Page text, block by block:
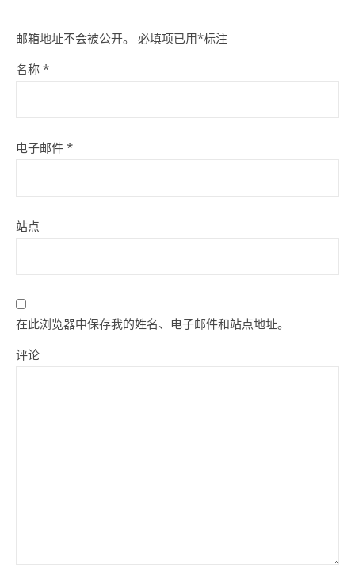
邮箱地址不会被公开。 必填项已用*标注
名称 *
电子邮件 *
站点
在此浏览器中保存我的姓名、电子邮件和站点地址。
评论